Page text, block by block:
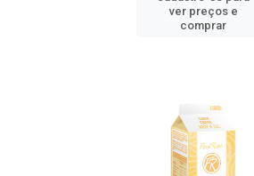
ver preços e
comprar